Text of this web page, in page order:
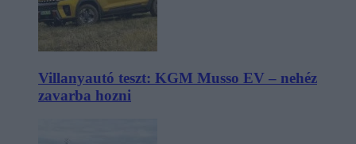
Villanyautó teszt: KGM Musso EV – nehéz
zavarba hozni